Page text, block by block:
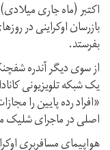
اکتبر (ماه جاری
بازرسان اوکراینی در
بفرستد.
از سوی دیگر آندره
یک شبکه تلویزیونی
«افراد رده پایین را
اصلی در ماجرای شلیک